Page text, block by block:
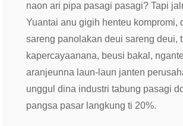
naon ari pipa pasagi pasagi? Tapi
Yuantai anu gigih henteu kompromi,
sareng panolakan deui sareng deui,
kapercayaanana, beusi bakal,
aranjeunna laun-laun janten
unggul dina industri tabung pasagi
pangsa pasar langkung ti 20%.